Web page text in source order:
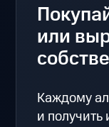
или
Каждому
и